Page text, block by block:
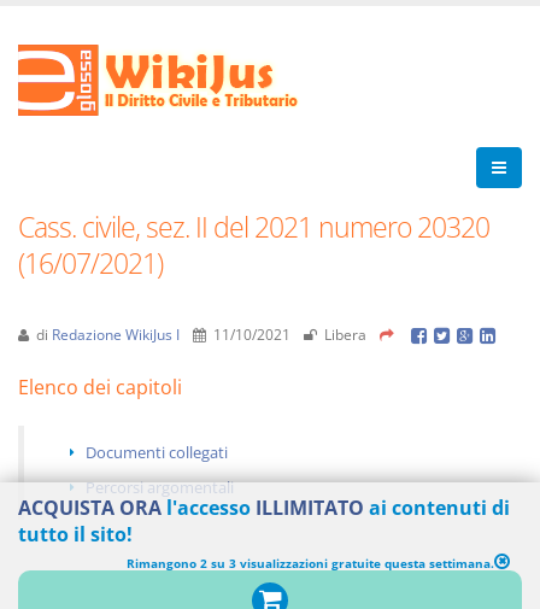
Cass. civile, sez. II del 2021 numero 20320
(16/07/2021)
di Redazione WikiJus I 11/10/2021 Libera
Elenco dei capitoli
Documenti collegati
Percorsi argomentali
ACQUISTA ORA l'accesso ILLIMITATO ai contenuti di
tutto il sito!
Rimangono 2 su 3 visualizzazioni gratuite questa settimana.